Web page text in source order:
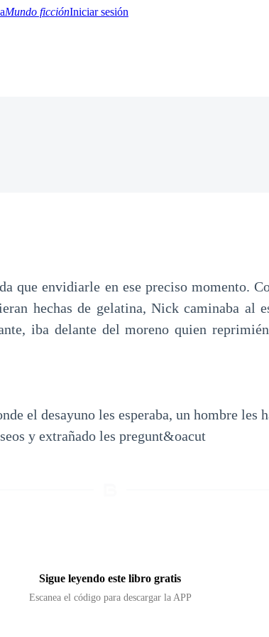
Mundo ficciónIniciar sesión
que envidiarle en ese preciso momento.
hechas de gelatina, Nick caminaba al
iba delante del moreno quien
el desayuno les esperaba, un hombre les
y extrañado les pregunt&oacut
Sigue leyendo este libro gratis
Escanea el código para descargar la APP